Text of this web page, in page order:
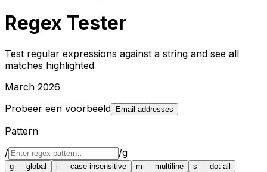
Regex Tester
Test regular expressions against a string and see all
matches highlighted
March 2026
Probeer een voorbeeld
Email addresses
Pattern
/
/g
g — global i — case insensitive m — multiline s — dot all